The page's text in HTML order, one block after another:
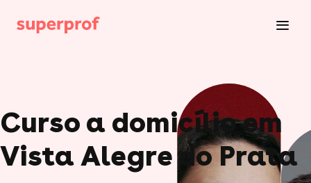
Curso a domicílio em
Vista Alegre do Prata